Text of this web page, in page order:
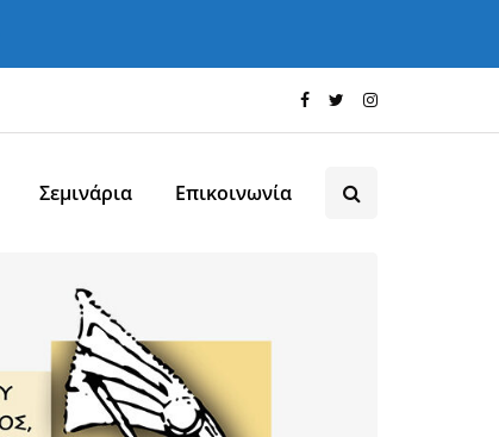
Σεμινάρια Επικοινωνία